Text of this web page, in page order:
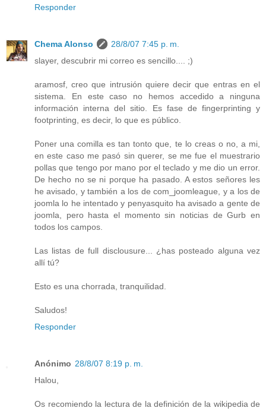
Responder
Chema Alonso
28/8/07 7:45 p. m.
slayer, descubrir mi correo es sencillo.... ;)
aramosf, creo que intrusión quiere decir que entras en el
sistema. En este caso no hemos accedido a ninguna
información interna del sitio. Es fase de fingerprinting y
footprinting, es decir, lo que es público.
Poner una comilla es tan tonto que, te lo creas o no, a mi,
en este caso me pasó sin querer, se me fue el muestrario
pollas que tengo por mano por el teclado y me dio un error.
De hecho no se ni porque ha pasado. A estos señores les
he avisado, y también a los de com_joomleague, y a los de
joomla lo he intentado y penyasquito ha avisado a gente de
joomla, pero hasta el momento sin noticias de Gurb en
todos los campos.
Las listas de full disclousure... ¿has posteado alguna vez
allí tú?
Esto es una chorrada, tranquilidad.
Saludos!
Responder
Anónimo 28/8/07 8:19 p. m.
Halou,
Os recomiendo la lectura de la definición de la wikipedia de